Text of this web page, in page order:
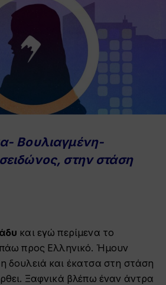
Βουλιαγμένη-
στην στάση
και εγώ περίμενα το
προς Ελληνικό. Ήμουν
δουλειά και έκατσα στη στάση
Ξαφνικά βλέπω έναν άντρα